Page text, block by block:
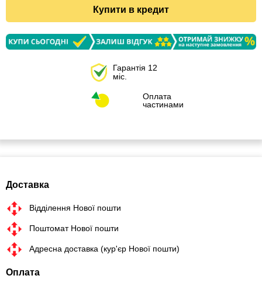
Купити в кредит
Гарантія 12
міс.
Оплата
частинами
Доставка
Відділення Нової пошти
Поштомат Нової пошти
Адресна доставка (кур'єр Нової пошти)
Оплата